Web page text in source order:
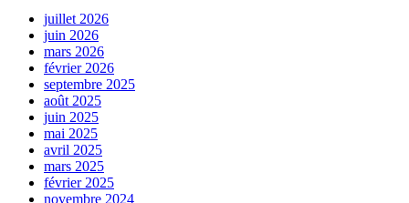
juillet 2026
juin 2026
mars 2026
février 2026
septembre 2025
août 2025
juin 2025
mai 2025
avril 2025
mars 2025
février 2025
novembre 2024